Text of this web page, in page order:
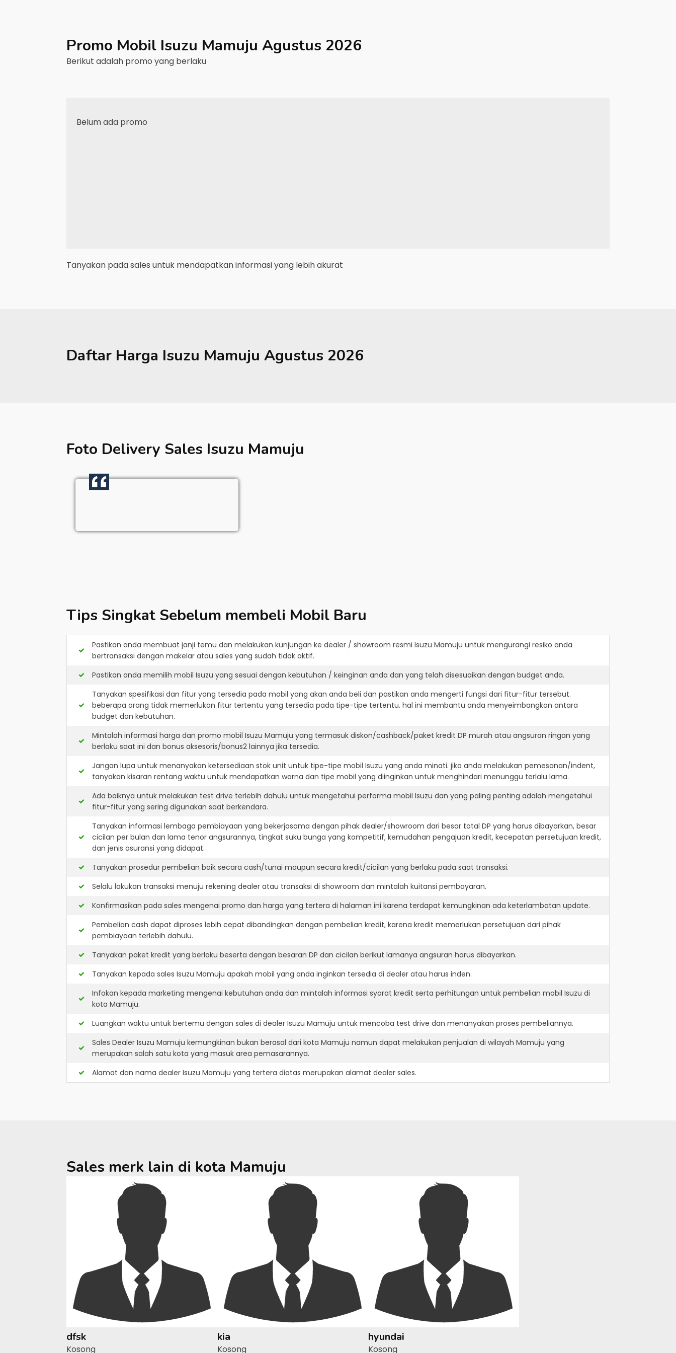
Promo Mobil Isuzu Mamuju Agustus 2026
Berikut adalah promo yang berlaku
Belum ada promo
Tanyakan pada sales untuk mendapatkan informasi yang lebih akurat
Daftar Harga Isuzu Mamuju Agustus 2026
Foto Delivery Sales Isuzu Mamuju
Tips Singkat Sebelum membeli Mobil Baru
Pastikan anda membuat janji temu dan melakukan kunjungan ke dealer / showroom resmi Isuzu Mamuju untuk mengurangi resiko anda
bertransaksi dengan makelar atau sales yang sudah tidak aktif.
Pastikan anda memilih mobil Isuzu yang sesuai dengan kebutuhan / keinginan anda dan yang telah disesuaikan dengan budget anda.
Tanyakan spesifikasi dan fitur yang tersedia pada mobil yang akan anda beli dan pastikan anda mengerti fungsi dari fitur-fitur tersebut.
beberapa orang tidak memerlukan fitur tertentu yang tersedia pada tipe-tipe tertentu. hal ini membantu anda menyeimbangkan antara
budget dan kebutuhan.
Mintalah informasi harga dan promo mobil Isuzu Mamuju yang termasuk diskon/cashback/paket kredit DP murah atau angsuran ringan yang
berlaku saat ini dan bonus aksesoris/bonus2 lainnya jika tersedia.
Jangan lupa untuk menanyakan ketersediaan stok unit untuk tipe-tipe mobil Isuzu yang anda minati. jika anda melakukan pemesanan/indent,
tanyakan kisaran rentang waktu untuk mendapatkan warna dan tipe mobil yang diinginkan untuk menghindari menunggu terlalu lama.
Ada baiknya untuk melakukan test drive terlebih dahulu untuk mengetahui performa mobil Isuzu dan yang paling penting adalah mengetahui
fitur-fitur yang sering digunakan saat berkendara.
Tanyakan informasi lembaga pembiayaan yang bekerjasama dengan pihak dealer/showroom dari besar total DP yang harus dibayarkan, besar
cicilan per bulan dan lama tenor angsurannya, tingkat suku bunga yang kompetitif, kemudahan pengajuan kredit, kecepatan persetujuan kredit,
dan jenis asuransi yang didapat.
Tanyakan prosedur pembelian baik secara cash/tunai maupun secara kredit/cicilan yang berlaku pada saat transaksi.
Selalu lakukan transaksi menuju rekening dealer atau transaksi di showroom dan mintalah kuitansi pembayaran.
Konfirmasikan pada sales mengenai promo dan harga yang tertera di halaman ini karena terdapat kemungkinan ada keterlambatan update.
Pembelian cash dapat diproses lebih cepat dibandingkan dengan pembelian kredit, karena kredit memerlukan persetujuan dari pihak
pembiayaan terlebih dahulu.
Tanyakan paket kredit yang berlaku beserta dengan besaran DP dan cicilan berikut lamanya angsuran harus dibayarkan.
Tanyakan kepada sales Isuzu Mamuju apakah mobil yang anda inginkan tersedia di dealer atau harus inden.
Infokan kepada marketing mengenai kebutuhan anda dan mintalah informasi syarat kredit serta perhitungan untuk pembelian mobil Isuzu di
kota Mamuju.
Luangkan waktu untuk bertemu dengan sales di dealer Isuzu Mamuju untuk mencoba test drive dan menanyakan proses pembeliannya.
Sales Dealer Isuzu Mamuju kemungkinan bukan berasal dari kota Mamuju namun dapat melakukan penjualan di wilayah Mamuju yang
merupakan salah satu kota yang masuk area pemasarannya.
Alamat dan nama dealer Isuzu Mamuju yang tertera diatas merupakan alamat dealer sales.
Sales merk lain di kota Mamuju
dfsk
Kosong
kia
Kosong
hyundai
Kosong